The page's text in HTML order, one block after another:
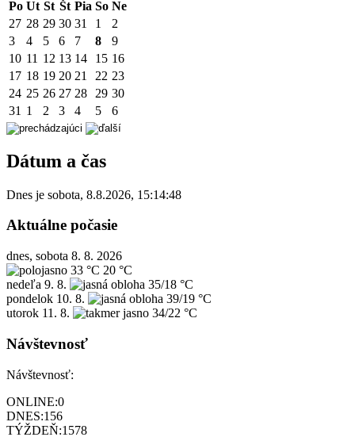
Po Ut St Št Pia So Ne
27 28 29 30 31 1
2
3
4 5 6 7 8
9
10 11 12 13 14 15 16
17 18 19 20 21 22 23
24 25 26 27 28 29 30
31 1 2 3 4 5 6
Dátum a čas
Dnes je sobota, 8.8.2026, 15:14:48
Aktuálne počasie
dnes, sobota 8. 8. 2026
33 °C 20 °C
nedeľa 9. 8.
35/18 °C
pondelok 10. 8.
39/19 °C
utorok 11. 8. 34/22 °C
Návštevnosť
Návštevnosť:
ONLINE:0
DNES:156
TÝŽDEŇ:1578